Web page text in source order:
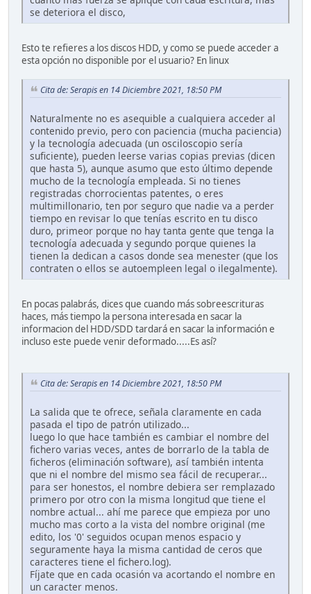
se deteriora el disco,
Esto te refieres a los discos HDD, y como se puede acceder a
esta opción no disponible por el usuario? En linux
Cita de: Serapis en 14 Diciembre 2021, 18:50 PM
Naturalmente no es asequible a cualquiera acceder al
contenido previo, pero con paciencia (mucha paciencia)
y la tecnología adecuada (un osciloscopio sería
suficiente), pueden leerse varias copias previas (dicen
que hasta 5), aunque asumo que esto último depende
mucho de la tecnología empleada. Si no tienes
registradas chorrocientas patentes, o eres
multimillonario, ten por seguro que nadie va a perder
tiempo en revisar lo que tenías escrito en tu disco
duro, primeor porque no hay tanta gente que tenga la
tecnología adecuada y segundo porque quienes la
tienen la dedican a casos donde sea menester (que los
contraten o ellos se autoempleen legal o ilegalmente).
En pocas palabrás, dices que cuando más sobreescrituras
haces, más tiempo la persona interesada en sacar la
informacion del HDD/SDD tardará en sacar la información e
incluso este puede venir deformado.....Es así?
Cita de: Serapis en 14 Diciembre 2021, 18:50 PM
La salida que te ofrece, señala claramente en cada
pasada el tipo de patrón utilizado...
luego lo que hace también es cambiar el nombre del
fichero varias veces, antes de borrarlo de la tabla de
ficheros (eliminación software), así también intenta
que ni el nombre del mismo sea fácil de recuperar...
para ser honestos, el nombre debiera ser remplazado
primero por otro con la misma longitud que tiene el
nombre actual... ahí me parece que empieza por uno
mucho mas corto a la vista del nombre original (me
edito, los '0' seguidos ocupan menos espacio y
seguramente haya la misma cantidad de ceros que
caracteres tiene el fichero.log).
Fíjate que en cada ocasión va acortando el nombre en
un caracter menos.